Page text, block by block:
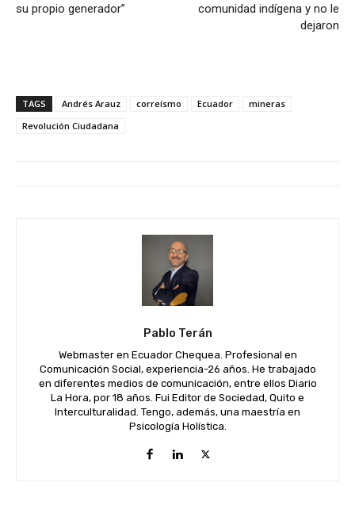
su propio generador”
comunidad indígena y no le
dejaron
TAGS Andrés Arauz correísmo Ecuador
mineras
Revolución Ciudadana
Pablo Terán
Webmaster en Ecuador Chequea. Profesional en
Comunicación Social, experiencia-26 años. He trabajado
en diferentes medios de comunicación, entre ellos Diario
La Hora, por 18 años. Fui Editor de Sociedad, Quito e
Interculturalidad. Tengo, además, una maestría en
Psicología Holística.